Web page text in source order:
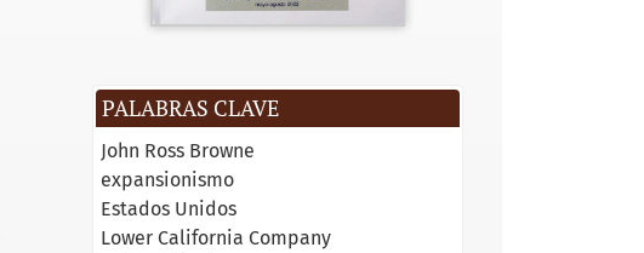
PALABRAS CLAVE
John Ross Browne
expansionismo
Estados Unidos
Lower California Company